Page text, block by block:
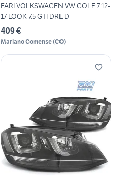
FARI VOLKSWAGEN VW GOLF 7 12-
17 LOOK 7.5 GTI DRL D
409 €
Mariano Comense(CO)